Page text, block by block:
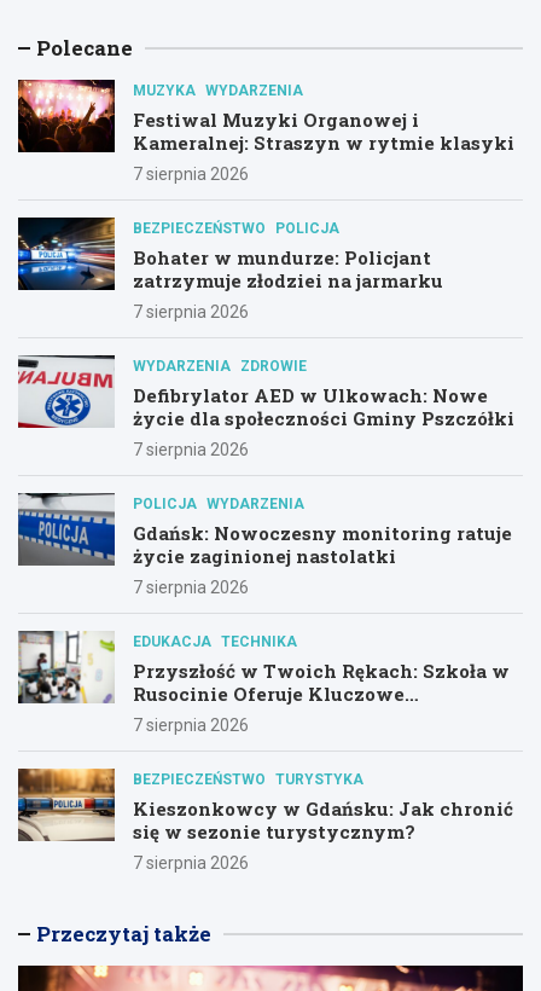
Polecane
MUZYKA WYDARZENIA
Festiwal Muzyki Organowej i
Kameralnej: Straszyn w rytmie klasyki
7 sierpnia 2026
BEZPIECZEŃSTWO POLICJA
Bohater w mundurze: Policjant
zatrzymuje złodziei na jarmarku
7 sierpnia 2026
WYDARZENIA ZDROWIE
Defibrylator AED w Ulkowach: Nowe
życie dla społeczności Gminy Pszczółki
7 sierpnia 2026
POLICJA WYDARZENIA
Gdańsk: Nowoczesny monitoring ratuje
życie zaginionej nastolatki
7 sierpnia 2026
EDUKACJA TECHNIKA
Przyszłość w Twoich Rękach: Szkoła w
Rusocinie Oferuje Kluczowe
Umiejętności
7 sierpnia 2026
BEZPIECZEŃSTWO TURYSTYKA
Kieszonkowcy w Gdańsku: Jak chronić
się w sezonie turystycznym?
7 sierpnia 2026
Przeczytaj także